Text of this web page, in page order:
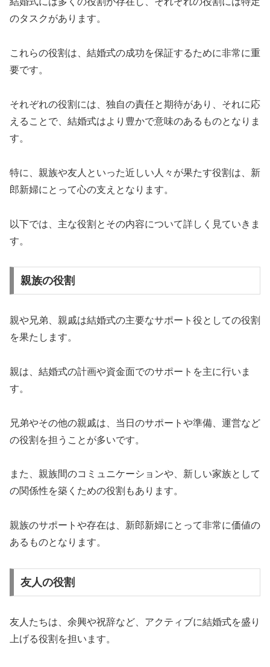
のタスクがあります。
これらの役割は、結婚式の成功を保証するために非常に重
要です。
それぞれの役割には、独自の責任と期待があり、それに応
えることで、結婚式はより豊かで意味のあるものとなりま
す。
特に、親族や友人といった近しい人々が果たす役割は、新
郎新婦にとって心の支えとなります。
以下では、主な役割とその内容について詳しく見ていきま
す。
親族の役割
親や兄弟、親戚は結婚式の主要なサポート役としての役割
を果たします。
親は、結婚式の計画や資金面でのサポートを主に行いま
す。
兄弟やその他の親戚は、当日のサポートや準備、運営など
の役割を担うことが多いです。
また、親族間のコミュニケーションや、新しい家族として
の関係性を築くための役割もあります。
親族のサポートや存在は、新郎新婦にとって非常に価値の
あるものとなります。
友人の役割
友人たちは、余興や祝辞など、アクティブに結婚式を盛り
上げる役割を担います。